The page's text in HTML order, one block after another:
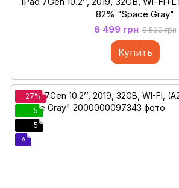
82% "Space Gray"
6 499 грн 8 500 грн
Купить
−27%
5
5
A